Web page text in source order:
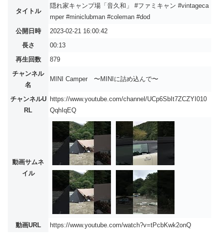
タイトル
隠れ家キャンプ場「音久和」 #ファミキャン #vintageca
mper #miniclubman #coleman #dod
公開日時
2023-02-21 16:00:42
長さ
00:13
再生回数
879
チャンネル
名
MINI Camper 〜MINIに詰め込んで〜
チャンネルU
RL
https://www.youtube.com/channel/UCp6SbIt7ZCZYI010
QqhIqEQ
動画サムネ
イル
動画URL https://www.youtube.com/watch?v=tPcbKwk2onQ